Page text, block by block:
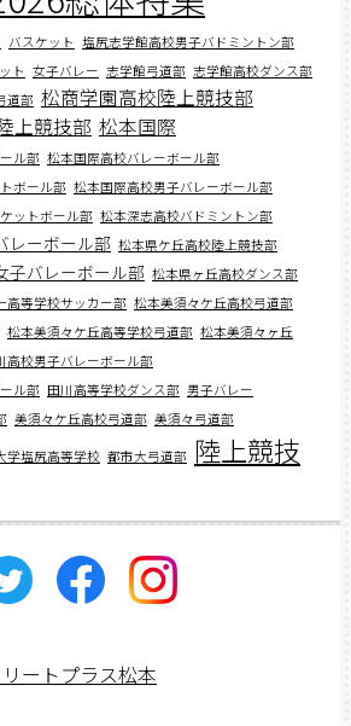
バスケット 塩尻志学館高校男子バドミントン部
ト 女子バレー 志学館弓道部 志学館高校ダンス部
道部 松商学園高校陸上競技部
上競技部 松本国際
ル部 松本国際高校バレーボール部
ボール部 松本国際高校男子バレーボール部
ットボール部 松本深志高校バドミントン部
レーボール部 松本県ケ丘高校陸上競技部
子バレーボール部 松本県ヶ丘高校ダンス部
高等学校サッカー部 松本美須々ケ丘高校弓道部
松本美須々ケ丘高等学校弓道部 松本美須々ヶ丘
高校男子バレーボール部
ル部 田川高等学校ダンス部 男子バレー
美須々ケ丘高校弓道部 美須々弓道部
学塩尻高等学校 都市大弓道部 陸上競技
ートプラス松本